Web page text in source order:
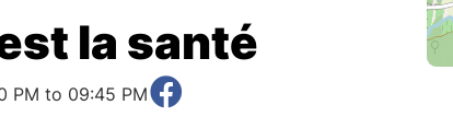
la santé
PM to 09:45 PM